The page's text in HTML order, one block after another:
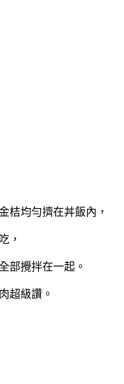
桔均勻擠在丼飯內，
，
部攪拌在一起。
超級讚。